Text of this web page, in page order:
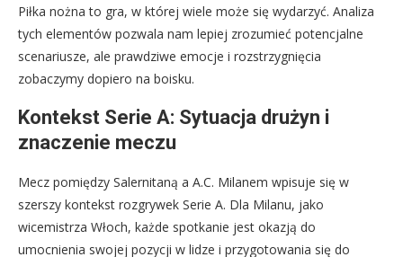
Piłka nożna to gra, w której wiele może się wydarzyć. Analiza
tych elementów pozwala nam lepiej zrozumieć potencjalne
scenariusze, ale prawdziwe emocje i rozstrzygnięcia
zobaczymy dopiero na boisku.
Kontekst Serie A: Sytuacja drużyn i
znaczenie meczu
Mecz pomiędzy Salernitaną a A.C. Milanem wpisuje się w
szerszy kontekst rozgrywek Serie A. Dla Milanu, jako
wicemistrza Włoch, każde spotkanie jest okazją do
umocnienia swojej pozycji w lidze i przygotowania się do